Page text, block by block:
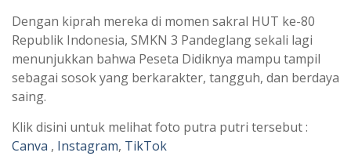
Dengan kiprah mereka di momen sakral HUT ke-80
Republik Indonesia, SMKN 3 Pandeglang sekali lagi
menunjukkan bahwa Peseta Didiknya mampu tampil
sebagai sosok yang berkarakter, tangguh, dan berdaya
saing.
Klik disini untuk melihat foto putra putri tersebut :
Canva , Instagram, TikTok